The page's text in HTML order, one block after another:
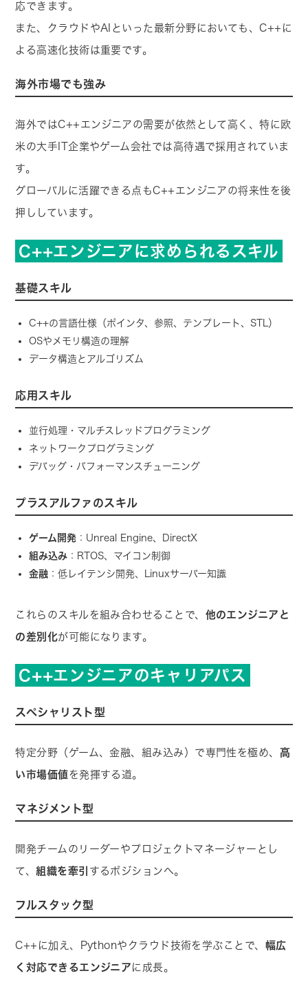
応できます。
また、クラウドやAIといった最新分野においても、C++に
よる高速化技術は重要です。
海外市場でも強み
海外ではC++エンジニアの需要が依然として高く、特に欧
米の大手IT企業やゲーム会社では高待遇で採用されていま
す。
グローバルに活躍できる点もC++エンジニアの将来性を後
押ししています。
C++エンジニアに求められるスキル
基礎スキル
C++の言語仕様（ポインタ、参照、テンプレート、STL）
OSやメモリ構造の理解
データ構造とアルゴリズム
応用スキル
並行処理・マルチスレッドプログラミング
ネットワークプログラミング
デバッグ・パフォーマンスチューニング
プラスアルファのスキル
ゲーム開発 ：Unreal Engine、DirectX
組み込み ：RTOS、マイコン制御
金融 ：低レイテンシ開発、Linuxサーバー知識
これらのスキルを組み合わせることで、 他のエンジニアと
の差別化が可能になります。
C++エンジニアのキャリアパス
スペシャリスト型
特定分野（ゲーム、金融、組み込み）で専門性を極め、 高
い市場価値を発揮する道。
マネジメント型
開発チームのリーダーやプロジェクトマネージャーとし
て、組織を牽引 するポジションへ。
フルスタック型
C++に加え、Pythonやクラウド技術を学ぶことで、 幅広
く対応できるエンジニア に成長。